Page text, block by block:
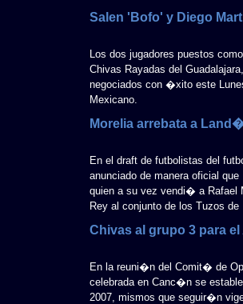
Salen 'Bofo' y Diego
Los dos jugadores puestos
Chivas Rayadas del
negociados con �xito este
Mexicano.
Morelia arrebata a
En el draft de futbolistas del
anunciado de manera oficial
quien a su vez vendi� a Rafael
Rey al conjunto de los Tuzos de
Chivas al grupo 3 para
En la reuni�n del Comit� de
celebrada en Canc�n se
2007, mismos que seguir�n